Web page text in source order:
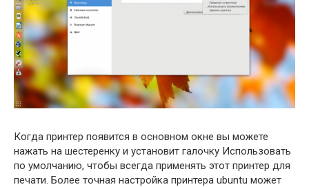
Когда принтер появится в основном окне вы можете
нажать на шестеренку и установит галочку Использовать
по умолчанию, чтобы всегда применять этот принтер для
печати. Более точная настройка принтера ubuntu может